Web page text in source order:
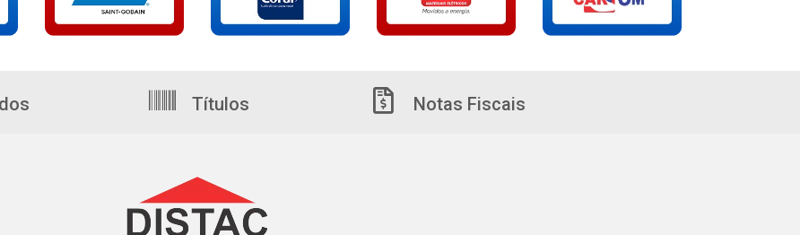
Títulos Notas Fiscais